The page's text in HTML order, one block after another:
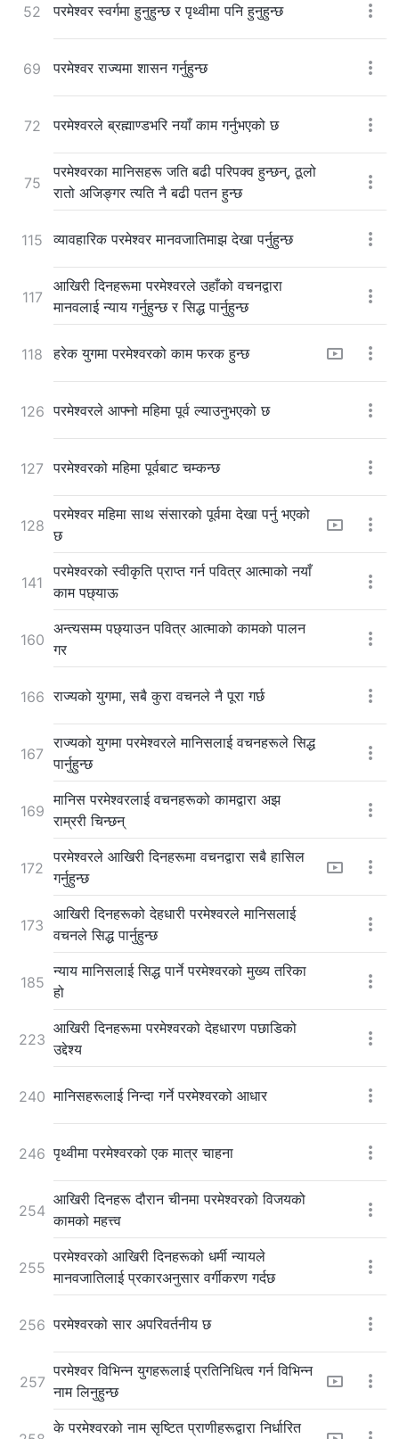
52 परमेश्‍वर स्वर्गमा हुनुहुन्छ र पृथ्वीमा पनि हुनुहुन्छ
69 परमेश्‍वर राज्यमा शासन गर्नुहुन्छ
72 परमेश्‍वरले ब्रह्माण्डभरि नयाँ काम गर्नुभएको छ
75
परमेश्‍वरका मानिसहरू जति बढी परिपक्व हुन्छन्, ठूलो
रातो अजिङ्गर त्यति नै बढी पतन हुन्छ
115 व्यावहारिक परमेश्‍वर मानवजातिमाझ देखा पर्नुहुन्छ
117
आखिरी दिनहरूमा परमेश्‍वरले उहाँको वचनद्वारा
मानवलाई न्याय गर्नुहुन्छ र सिद्ध पार्नुहुन्छ
118 हरेक युगमा परमेश्‍वरको काम फरक हुन्छ
126 परमेश्‍वरले आफ्नो महिमा पूर्व ल्याउनुभएको छ
127 परमेश्‍वरको महिमा पूर्वबाट चम्कन्छ
128
परमेश्‍वर महिमा साथ संसारको पूर्वमा देखा पर्नु भएको
छ
141
परमेश्‍वरको स्वीकृति प्राप्त गर्न पवित्र आत्माको नयाँ
काम पछ्याऊ
160
अन्त्यसम्म पछ्याउन पवित्र आत्माको कामको पालन
गर
166 राज्यको युगमा, सबै कुरा वचनले नै पूरा गर्छ
167
राज्यको युगमा परमेश्‍वरले मानिसलाई वचनहरूले सिद्ध
पार्नुहुन्छ
169
मानिस परमेश्‍वरलाई वचनहरूको कामद्वारा अझ
राम्ररी चिन्छन्
172
परमेश्‍वरले आखिरी दिनहरूमा वचनद्वारा सबै हासिल
गर्नुहुन्छ
173
आखिरी दिनहरूको देहधारी परमेश्‍वरले मानिसलाई
वचनले सिद्ध पार्नुहुन्छ
185
न्याय मानिसलाई सिद्ध पार्ने परमेश्‍वरको मुख्य तरिका
हो
223
आखिरी दिनहरूमा परमेश्‍वरको देहधारण पछाडिको
उद्देश्य
240 मानिसहरूलाई निन्दा गर्ने परमेश्‍वरको आधार
246 पृथ्वीमा परमेश्‍वरको एक मात्र चाहना
254
आखिरी दिनहरू दौरान चीनमा परमेश्‍वरको विजयको
कामको महत्त्व
255
परमेश्‍वरको आखिरी दिनहरूको धर्मी न्यायले
मानवजातिलाई प्रकारअनुसार वर्गीकरण गर्दछ
256 परमेश्‍वरको सार अपरिवर्तनीय छ
257
परमेश्‍वर विभिन्न युगहरूलाई प्रतिनिधित्व गर्न विभिन्न
नाम लिनुहुन्छ
के परमेश्‍वरको नाम सृष्टित प्राणीहरूद्वारा निर्धारित